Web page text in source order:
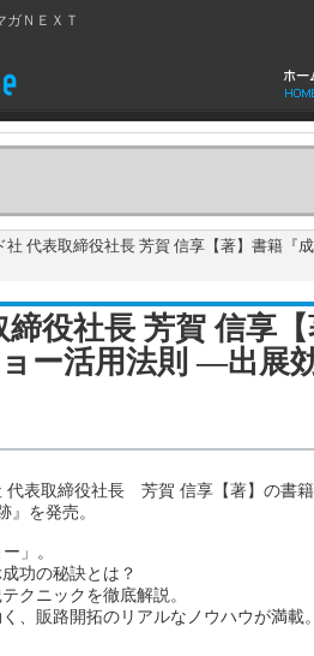
ＮＥＸＴ
代表取締役社長 芳賀 信享【著】書籍『
役社長 芳賀 信享
ー活用法則 ―出展
代表取締役社長 芳賀 信享【著】の書
を発売。
」。
功の秘訣とは？
クニックを徹底解説。
、販路開拓のリアルなノウハウが満載。